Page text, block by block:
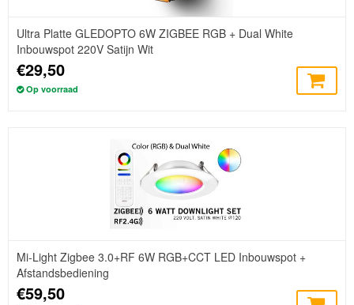
Ultra Platte GLEDOPTO 6W ZIGBEE RGB + Dual White
Inbouwspot 220V Satijn Wit
€29,50
Op voorraad
Mi-Light Zigbee 3.0+RF 6W RGB+CCT LED Inbouwspot +
Afstandsbediening
€59,50